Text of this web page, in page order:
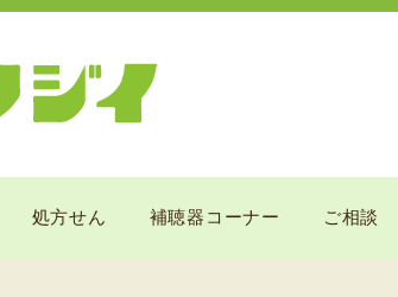
処方せん 補聴器コーナー ご相談